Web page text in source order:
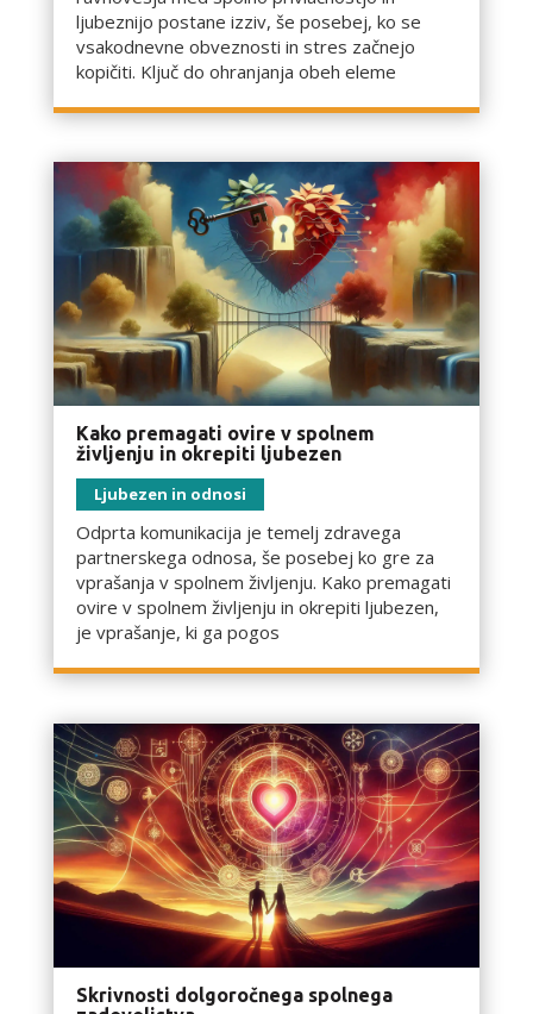
ljubeznijo postane izziv, še posebej, ko se
vsakodnevne obveznosti in stres začnejo
kopičiti. Ključ do ohranjanja obeh eleme
Kako premagati ovire v spolnem
življenju in okrepiti ljubezen
Ljubezen in odnosi
Odprta komunikacija je temelj zdravega
partnerskega odnosa, še posebej ko gre za
vprašanja v spolnem življenju. Kako premagati
ovire v spolnem življenju in okrepiti ljubezen,
je vprašanje, ki ga pogos
Skrivnosti dolgoročnega spolnega